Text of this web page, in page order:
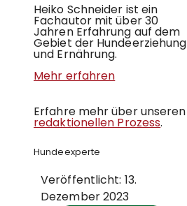
Heiko Schneider ist ein
Fachautor mit über 30
Jahren Erfahrung auf dem
Gebiet der Hundeerziehung
und Ernährung.
Mehr erfahren
Erfahre mehr über unseren
redaktionellen Prozess.
Hundeexperte
Veröffentlicht: 13.
Dezember 2023